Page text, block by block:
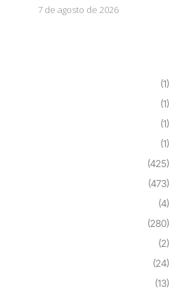
7 de agosto de 2026
(1)
(1)
(1)
(1)
(425)
(473)
(4)
(280)
(2)
(24)
(13)